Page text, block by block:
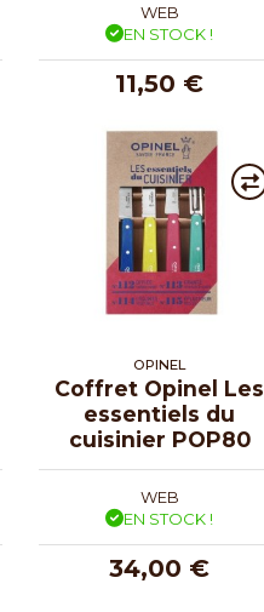
WEB
EN STOCK !
11,50 €
OPINEL
Coffret Opinel Les
essentiels du
cuisinier POP80
WEB
EN STOCK !
34,00 €